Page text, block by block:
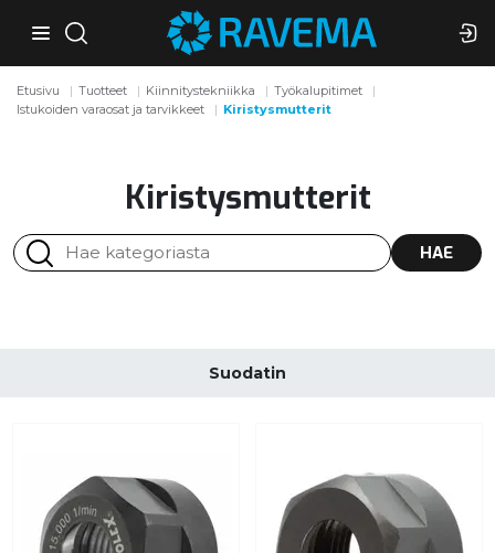
Etusivu Tuotteet Kiinnitystekniikka
Työkalupitimet
Istukoiden varaosat ja tarvikkeet
Kiristysmutterit
Kiristysmutterit
HAE
Suodatin